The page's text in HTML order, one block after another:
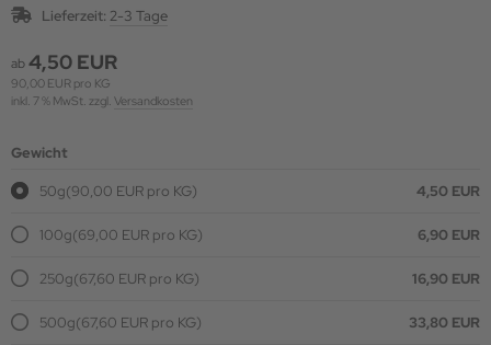
Lieferzeit: 2-3 Tage
ab4,50 EUR
90,00 EUR pro KG
inkl. 7 % MwSt. zzgl. Versandkosten
Gewicht
50g(90,00 EUR pro KG) 4,50 EUR
100g(69,00 EUR pro KG) 6,90 EUR
250g(67,60 EUR pro KG) 16,90 EUR
500g(67,60 EUR pro KG) 33,80 EUR